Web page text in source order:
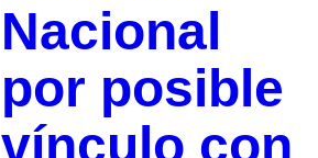
Nacional
por posible
vínculo con